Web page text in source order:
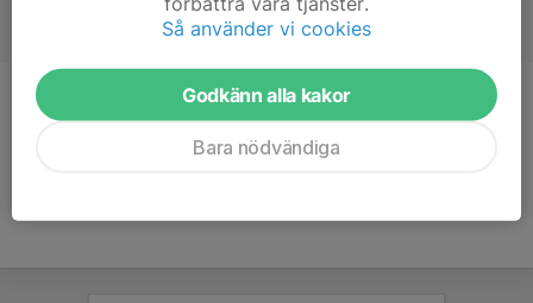
Titel Tränare
Så använder vi cookies
Godkänn alla kakor
Bara nödvändiga